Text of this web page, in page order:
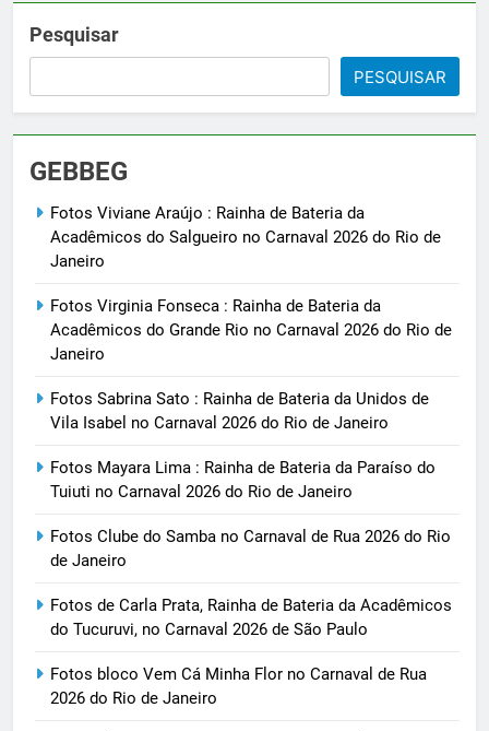
Pesquisar
PESQUISAR
GEBBEG
Fotos Viviane Araújo : Rainha de Bateria da
Acadêmicos do Salgueiro no Carnaval 2026 do Rio de
Janeiro
Fotos Virginia Fonseca : Rainha de Bateria da
Acadêmicos do Grande Rio no Carnaval 2026 do Rio de
Janeiro
Fotos Sabrina Sato : Rainha de Bateria da Unidos de
Vila Isabel no Carnaval 2026 do Rio de Janeiro
Fotos Mayara Lima : Rainha de Bateria da Paraíso do
Tuiuti no Carnaval 2026 do Rio de Janeiro
Fotos Clube do Samba no Carnaval de Rua 2026 do Rio
de Janeiro
Fotos de Carla Prata, Rainha de Bateria da Acadêmicos
do Tucuruvi, no Carnaval 2026 de São Paulo
Fotos bloco Vem Cá Minha Flor no Carnaval de Rua
2026 do Rio de Janeiro